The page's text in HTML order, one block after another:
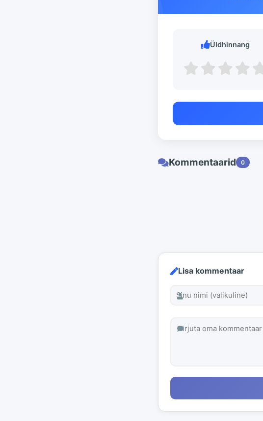
Üldhinnang
Kommentaarid 0
Lisa kommentaar